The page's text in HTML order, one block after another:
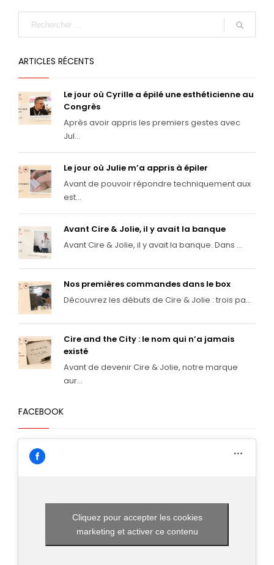
ARTICLES RÉCENTS
Le jour où Cyrille a épilé une esthéticienne au
Congrès
Après avoir appris les premiers gestes avec
Jul...
Le jour où Julie m’a appris à épiler
Avant de pouvoir répondre techniquement aux
est...
Avant Cire & Jolie, il y avait la banque
Avant Cire & Jolie, il y avait la banque. Dans ...
Nos premières commandes dans le box
Découvrez les débuts de Cire & Jolie : trois pa...
Cire and the City : le nom qui n’a jamais
existé
Avant de devenir Cire & Jolie, notre marque
aur...
FACEBOOK
Cliquez pour accepter les cookies
marketing et activer ce contenu